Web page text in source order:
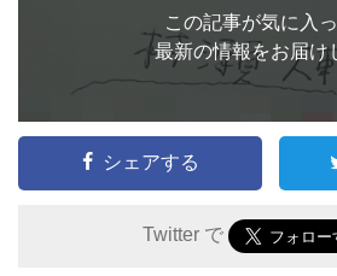
この記事が気に入
最新の情報をお届け
シェアする
Twitter で